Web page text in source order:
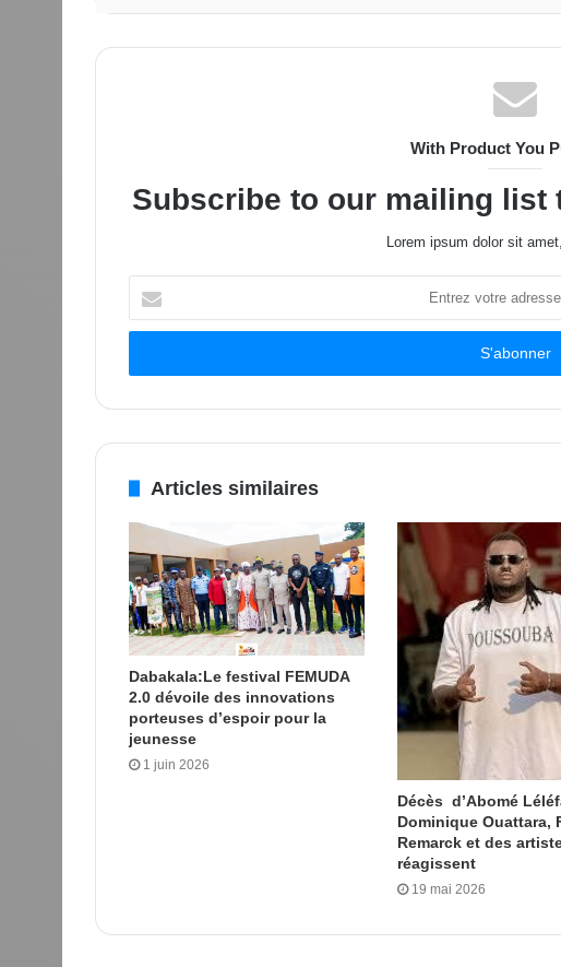
With Product You
Subscribe to our mailing list
Lorem ipsum dolor sit
votre
adresse
Articles similaires
Dabakala:Le festival FEMUDA
2.0 dévoile des innovations
porteuses d’espoir pour la
jeunesse
1 juin 2026
Décès d’Abomé
Dominique Ouattara,
Remarck et des
réagissent
19 mai 2026